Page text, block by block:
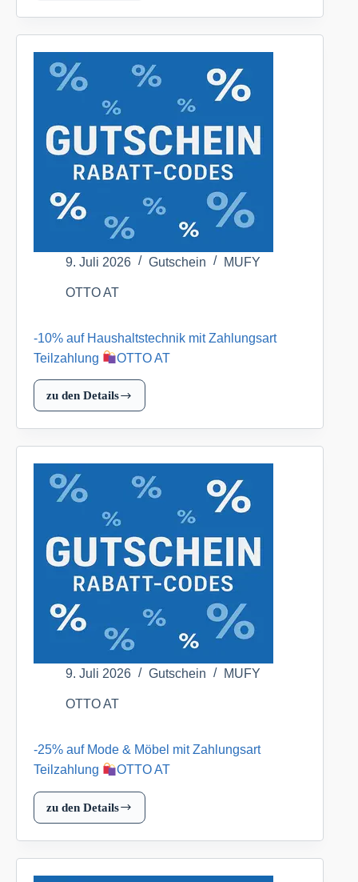
Sportmode
Bademode
bei
Teilzahlung
OTTO
AT
9. Juli 2026 Gutschein MUFY
OTTO AT
-10% auf Haushaltstechnik mit Zahlungsart
Teilzahlung
OTTO AT
zu den Details
mit
Zahlungsart
Teilzahlung
OTTO
AT
9. Juli 2026 Gutschein MUFY
OTTO AT
-25% auf Mode & Möbel mit Zahlungsart
Teilzahlung
OTTO AT
zu den Details
-25%
&